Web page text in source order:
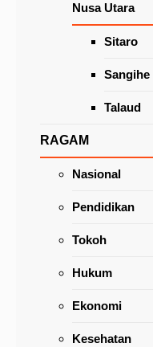
Nusa Utara
Sitaro
Sangihe
Talaud
RAGAM
Nasional
Pendidikan
Tokoh
Hukum
Ekonomi
Kesehatan
Pesan Wali
Keluarga Baru